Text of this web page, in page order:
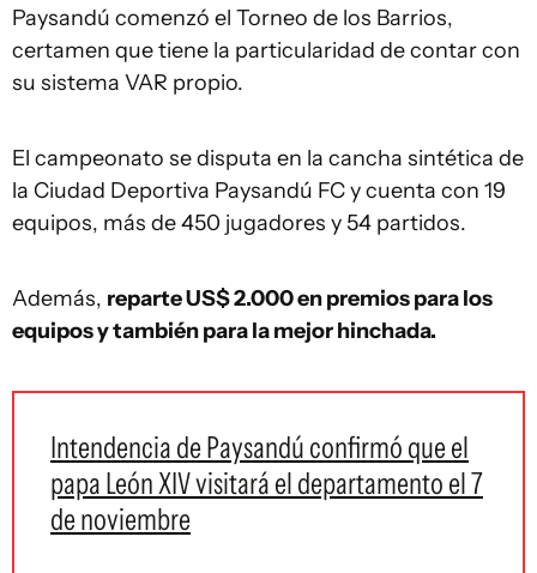
Paysandú comenzó el Torneo de los Barrios,
certamen que tiene la particularidad de contar con
su sistema VAR propio.
El campeonato se disputa en la cancha sintética de
la Ciudad Deportiva Paysandú FC y cuenta con 19
equipos, más de 450 jugadores y 54 partidos.
Además, reparte US$ 2.000 en premios para los
equipos y también para la mejor hinchada.
Intendencia de Paysandú confirmó que el
papa León XIV visitará el departamento el 7
de noviembre